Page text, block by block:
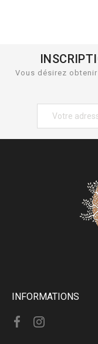
Vous désirez
INFORMATIONS